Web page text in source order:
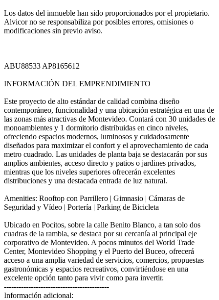
Los datos del inmueble han sido proporcionados por el propietario.
Alvicor no se responsabiliza por posibles errores, omisiones o
modificaciones sin previo aviso.
ABU88533 AP8165612
INFORMACIÓN DEL EMPRENDIMIENTO
Este proyecto de alto estándar de calidad combina diseño
contemporáneo, funcionalidad y una ubicación estratégica en una de
las zonas más atractivas de Montevideo. Contará con 30 unidades de
monoambientes y 1 dormitorio distribuidas en cinco niveles,
ofreciendo espacios modernos, luminosos y cuidadosamente
diseñados para maximizar el confort y el aprovechamiento de cada
metro cuadrado. Las unidades de planta baja se destacarán por sus
amplios ambientes, acceso directo y patios o jardines privados,
mientras que los niveles superiores ofrecerán excelentes
distribuciones y una destacada entrada de luz natural.
Amenities: Rooftop con Parrillero | Gimnasio | Cámaras de
Seguridad y Vídeo | Portería | Parking de Bicicleta
Ubicado en Pocitos, sobre la calle Benito Blanco, a tan solo dos
cuadras de la rambla, se destaca por su cercanía al principal eje
corporativo de Montevideo. A pocos minutos del World Trade
Center, Montevideo Shopping y el Puerto del Buceo, ofrecerá
acceso a una amplia variedad de servicios, comercios, propuestas
gastronómicas y espacios recreativos, convirtiéndose en una
excelente opción tanto para vivir como para invertir.
-------------------------------------------
Información adicional: